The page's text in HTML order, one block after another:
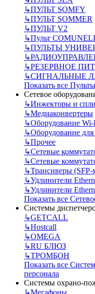
↳ПУЛЬТ SOMFY
↳ПУЛЬТ SOMMER
↳ПУЛЬТ V2
↳Пульт
↳ПУЛЬТЫ
↳
↳РЕЗЕРВНОЕ
↳СИГНАЛЬНЫЕ
Показать все
Сетевое
↳Инжекторы и
↳Медиаконвертеры
↳Оборудование Wi-
↳Оборудование для
↳Прочее
↳Сетевые
↳Сетевые
↳Трансиверы (SFP-
↳Удлинители
↳Удлинители
Показать все
Системы
↳GETCALL
↳Hostcall
↳OMEGA
↳RU БЛЮЗ
↳ТРОМБОН
Показать все
персонала
Системы охрано-
↳Мегафоны